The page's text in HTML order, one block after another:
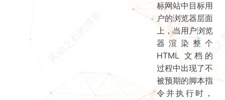
标网站中目标用
户的浏览器层面
上，当用户浏览
器渲染整个
HTML 文档的
过程中出现了不
被预期的脚本指
令并执行时，